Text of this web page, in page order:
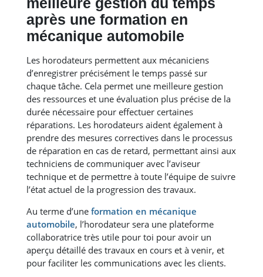
après une formation en
mécanique automobile
Les horodateurs permettent aux mécaniciens
d’enregistrer précisément le temps passé sur
chaque tâche. Cela permet une meilleure gestion
des ressources et une évaluation plus précise de la
durée nécessaire pour effectuer certaines
réparations. Les horodateurs aident également à
prendre des mesures correctives dans le processus
de réparation en cas de retard, permettant ainsi aux
techniciens de communiquer avec l’aviseur
technique et de permettre à toute l’équipe de suivre
l’état actuel de la progression des travaux.
Au terme d’une formation en mécanique
automobile, l’horodateur sera une plateforme
collaboratrice très utile pour toi pour avoir un
aperçu détaillé des travaux en cours et à venir, et
pour faciliter les communications avec les clients.